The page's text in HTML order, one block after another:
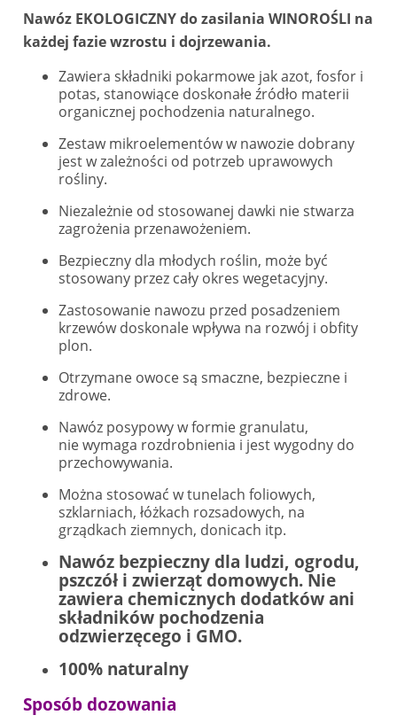
Nawóz EKOLOGICZNY do zasilania WINOROŚLI na
każdej fazie wzrostu i dojrzewania.
Zawiera składniki pokarmowe jak azot, fosfor i
potas, stanowiące doskonałe źródło materii
organicznej pochodzenia naturalnego.
Zestaw mikroelementów w nawozie dobrany
jest w zależności od potrzeb uprawowych
rośliny.
Niezależnie od stosowanej dawki nie stwarza
zagrożenia przenawożeniem.
Bezpieczny dla młodych roślin, może być
stosowany przez cały okres wegetacyjny.
Zastosowanie nawozu przed posadzeniem
krzewów doskonale wpływa na rozwój i obfity
plon.
Otrzymane owoce są smaczne, bezpieczne i
zdrowe.
Nawóz posypowy w formie granulatu,
nie wymaga rozdrobnienia i jest wygodny do
przechowywania.
Można stosować w tunelach foliowych,
szklarniach, łóżkach rozsadowych, na
grządkach ziemnych, donicach itp.
Nawóz bezpieczny dla ludzi, ogrodu,
pszczół i zwierząt domowych. Nie
zawiera chemicznych dodatków ani
składników pochodzenia
odzwierzęcego i GMO.
100% naturalny
Sposób dozowania